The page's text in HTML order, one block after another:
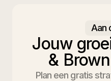
Aan
Jouw
&
Plan een gratis